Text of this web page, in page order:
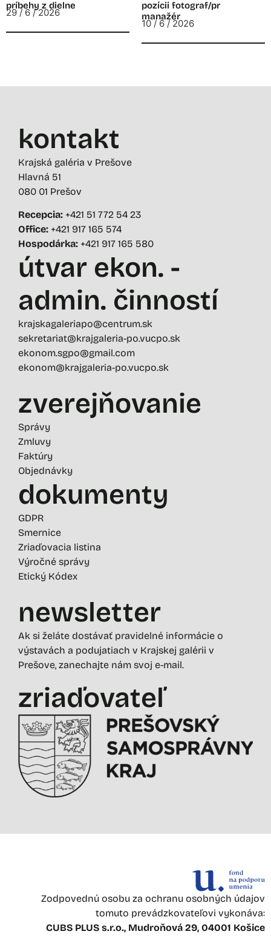
príbehy z dielne
29 / 6 / 2026
pozícii fotograf/pr
manažér
10 / 6 / 2026
kontakt
Krajská galéria v Prešove
Hlavná 51
080 01 Prešov
Recepcia: +421 51 772 54 23
Office: +421 917 165 574
Hospodárka: +421 917 165 580
útvar ekon. -
admin. činností
krajskagaleriapo@centrum.sk
sekretariat@krajgaleria-po.vucpo.sk
ekonom.sgpo@gmail.com
ekonom@krajgaleria-po.vucpo.sk
zverejňovanie
Správy
Zmluvy
Faktúry
Objednávky
dokumenty
GDPR
Smernice
Zriaďovacia listina
Výročné správy
Etický Kódex
newsletter
Ak si želáte dostávať pravidelné informácie o
výstavách a podujatiach v Krajskej galérii v
Prešove, zanechajte nám svoj e-mail.
zriaďovateľ
Zodpovednú osobu za ochranu osobných údajov
tomuto prevádzkovateľovi vykonáva:
CUBS PLUS s.r.o., Mudroňová 29, 04001 Košice